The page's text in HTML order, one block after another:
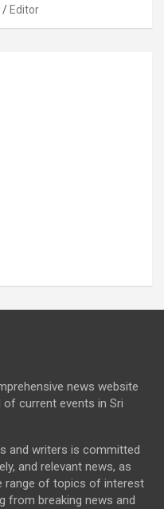
Editor
news website
current events in Sri
and writers is committed
and relevant news, as
range of topics of interest
from breaking news and